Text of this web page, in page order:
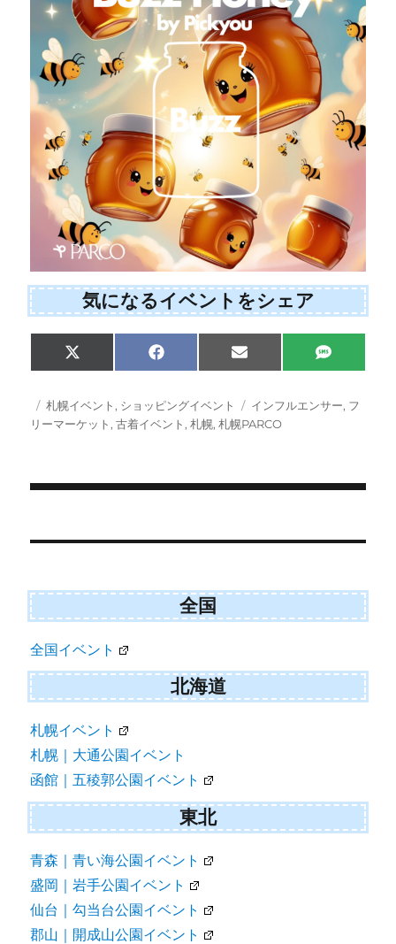
気になるイベントをシェア
Share
on
X
(
w
t
)
Share
on
F
a
e
b
o
Share
on
E
m
Share
on
S
M
投
稿
カ
テ
札幌イベント , ショッピングイベント
タ
グ
インフルエンサー, フ
リーマーケット ,古着イベント ,札幌,札幌PARCO
稿
ビ
ゲ
ー
シ
ョ
ン
全国
全国イベント
北海道
札幌イベント
札幌｜大通公園イベント
函館｜五稜郭公園イベント
東北
青森｜青い海公園イベント
盛岡｜岩手公園イベント
仙台｜勾当台公園イベント
郡山｜開成山公園イベント